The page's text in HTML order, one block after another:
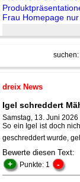
Frau Homepage
suchen:
dreix News
Igel schreddert
Samstag, 13. Juni 2026
So ein Igel ist doch
geschreddert wurde,
Bewerte diesen Text:
+ Punkte: 1 -